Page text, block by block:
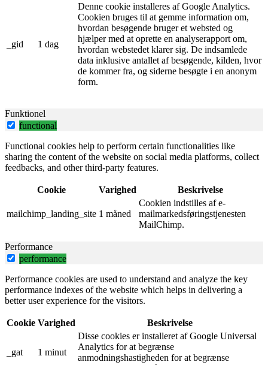
_gid 1 dag
Denne cookie installeres af Google Analytics.
Cookien bruges til at gemme information om,
hvordan besøgende bruger et websted og
hjælper med at oprette en analyserapport om,
hvordan webstedet klarer sig. De indsamlede
data inklusive antallet af besøgende, kilden, hvor
de kommer fra, og siderne besøgte i en anonym
form.
Funktionel
functional
Functional cookies help to perform certain functionalities like
sharing the content of the website on social media platforms, collect
feedbacks, and other third-party features.
Cookie Varighed Beskrivelse
mailchimp_landing_site 1 måned
Cookien indstilles af e-
mailmarkedsføringstjenesten
MailChimp.
Performance
performance
Performance cookies are used to understand and analyze the key
performance indexes of the website which helps in delivering a
better user experience for the visitors.
Cookie Varighed Beskrivelse
_gat 1 minut
Disse cookies er installeret af Google Universal
Analytics for at begrænse
anmodningshastigheden for at begrænse